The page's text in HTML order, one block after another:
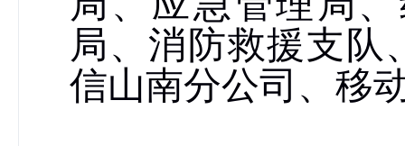
局、消防救援支队
信山南分公司、移